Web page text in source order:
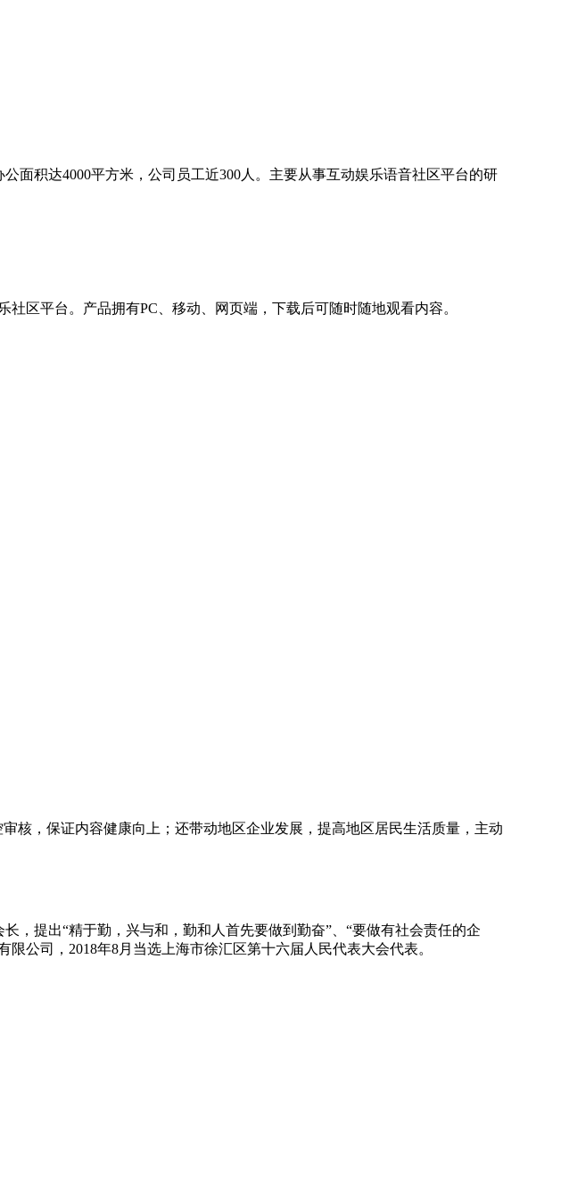
面积达4000平方米，公司员工近300人。主要从事互动娱乐语音社区平台的研
区平台。产品拥有PC、移动、网页端，下载后可随时随地观看内容。
核，保证内容健康向上；还带动地区企业发展，提高地区居民生活质量，主动
，提出“精于勤，兴与和，勤和人首先要做到勤奋”、“要做有社会责任的企
公司，2018年8月当选上海市徐汇区第十六届人民代表大会代表。